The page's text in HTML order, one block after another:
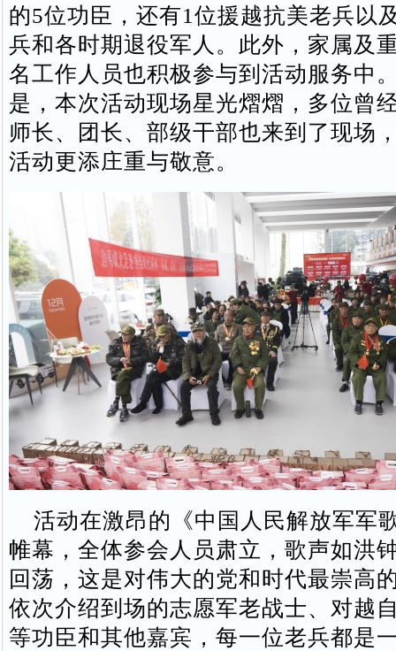
的5位功臣，还有1位援越抗美老兵以
兵和各时期退役军人。此外，家属及
名工作人员也积极参与到活动服务中
是，本次活动现场星光熠熠，多位曾
师长、团长、部级干部也来到了现场
活动更添庄重与敬意。
活动在激昂的《中国人民解放军军
帷幕，全体参会人员肃立，歌声如洪
回荡，这是对伟大的党和时代最崇高
依次介绍到场的志愿军老战士、对越
等功臣和其他嘉宾，每一位老兵都是